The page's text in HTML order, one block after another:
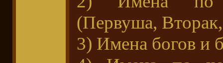
(Первуша,
3) Имена богов и